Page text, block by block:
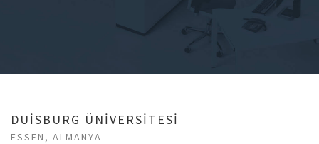
DUİSBURG ÜNİVERSİTESİ
ESSEN, ALMANYA